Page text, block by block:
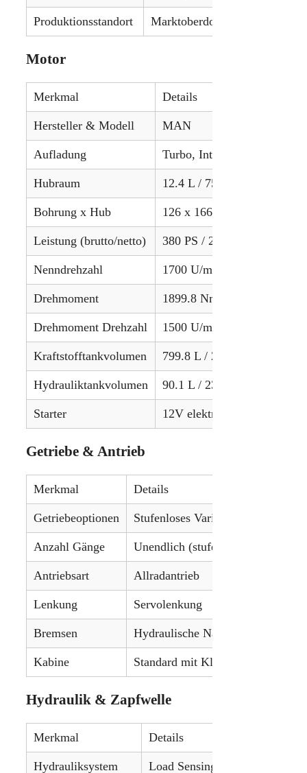
Produktionsstandort Marktoberdorf, Deutschland
Motor
Merkmal Details
Hersteller & Modell MAN
Aufladung Turbo, Intercooler
Hubraum 12.4 L / 757.9 in³
Bohrung x Hub 126 x 166 mm / 4.96 x 6.54
Leistung (brutto/netto) 380 PS / 283.4 kW (netto)
Nenndrehzahl 1700 U/min
Drehmoment 1899.8 Nm / 1401 lb-ft
Drehmoment Drehzahl 1500 U/min
Kraftstofftankvolumen 799.8 L / 211.3 gal
Hydrauliktankvolumen 90.1 L / 23.8 gal
Starter 12V elektrisch
Getriebe & Antrieb
Merkmal Details
Getriebeoptionen Stufenloses Vario-Getriebe (CVT)
Anzahl Gänge Unendlich (stufenlos)
Antriebsart Allradantrieb
Lenkung Servolenkung
Bremsen Hydraulische
Kabine Standard mit Klimaanlage
Hydraulik & Zapfwelle
Merkmal Details
Hydrauliksystem Load Sensing